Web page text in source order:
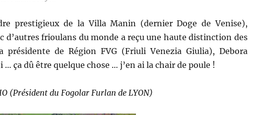
prestigieux de la Villa Manin (dernier Doge de Venise),
d’autres frioulans du monde a reçu une haute distinction des
présidente de Région FVG (Friuli Venezia Giulia), Debora
… ça dû être quelque chose … j’en ai la chair de poule !
(Président du Fogolar Furlan de LYON)